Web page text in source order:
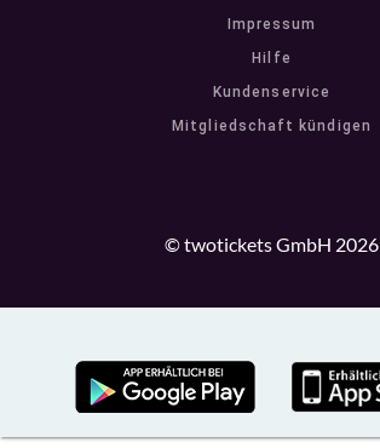
Impressum
Hilfe
Kundenservice
Mitgliedschaft kündigen
© twotickets GmbH 2026